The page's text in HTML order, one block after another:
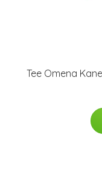
Tee Omena